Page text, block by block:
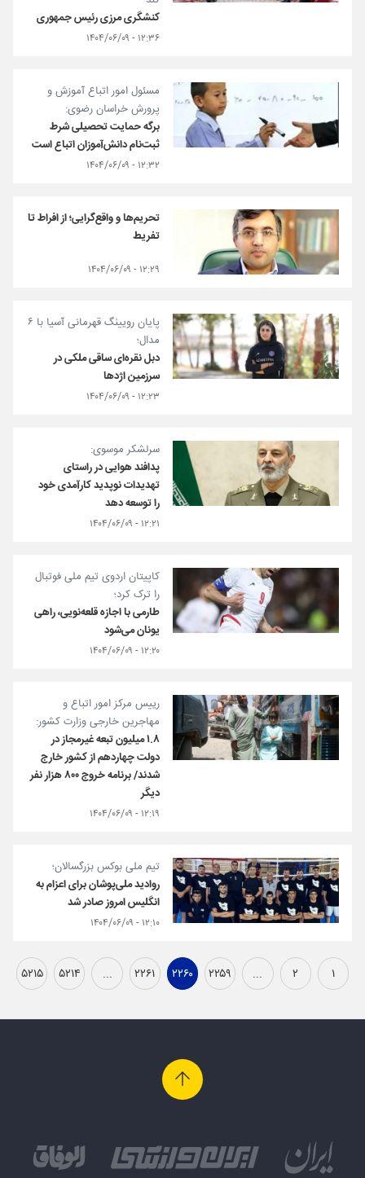
کنشگری مرزی رئیس جمهوری
۱۲:۳۶ - ۱۴۰۴/۰۶/۰۹
مسئول امور اتباع آموزش و
پرورش خراسان رضوی:
برگه حمایت تحصیلی شرط
ثبت‌نام دانش‌آموزان اتباع است
۱۲:۳۲ - ۱۴۰۴/۰۶/۰۹
تحریم‌ها و واقع‌گرایی؛ از افراط تا
تفریط
۱۲:۲۹ - ۱۴۰۴/۰۶/۰۹
پایان رویینگ قهرمانی آسیا با ۶
مدال؛
دبل نقره‌ای ساقی ملکی در
سرزمین اژدها
۱۲:۲۳ - ۱۴۰۴/۰۶/۰۹
سرلشکر موسوی:
پدافند هوایی در راستای
تهدیدات نوپدید کارآمدی خود
را توسعه دهد
۱۲:۲۱ - ۱۴۰۴/۰۶/۰۹
کاپیتان اردوی تیم ملی فوتبال
را ترک کرد؛
طارمی با اجازه قلعه‌نویی، راهی
یونان می‌شود
۱۲:۲۰ - ۱۴۰۴/۰۶/۰۹
رییس مرکز امور اتباع و
مهاجرین خارجی وزارت کشور:
۱.۸ میلیون تبعه غیرمجاز در
دولت چهاردهم از کشور خارج
شدند/ برنامه‌ خروج ۸۰۰ هزار نفر
دیگر
۱۲:۱۹ - ۱۴۰۴/۰۶/۰۹
تیم ملی بوکس بزرگسالان؛
روادید ملی‌پوشان برای اعزام به
انگلیس امروز صادر شد
۱۲:۱۰ - ۱۴۰۴/۰۶/۰۹
۱ ۲ ... ۲۲۵۹ ۲۲۶۰ ۲۲۶۱ ... ۵۲۱۴ ۵۲۱۵